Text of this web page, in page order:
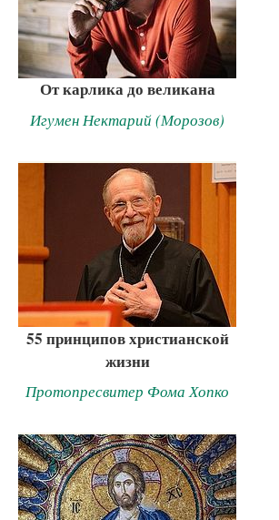
От карлика до великана
Игумен Нектарий (Морозов)
55 принципов христианской
жизни
Протопресвитер Фома Хопко